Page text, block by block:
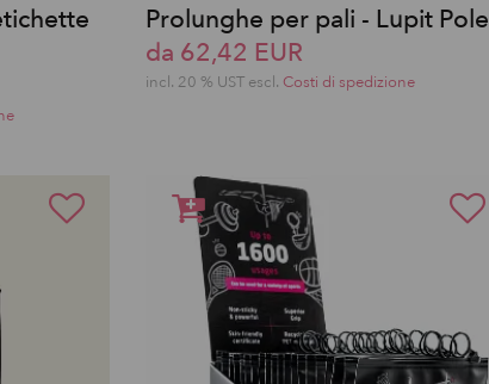
Prolunghe per pali - Lupit Pole
da 62,42 EUR
incl. 20 % UST escl. Costi di spedizione